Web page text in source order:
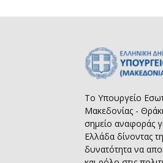
Το Υπουργείο
Μακεδονίας -
σημείο αναφοράς
Ελλάδα δίνοντας
δυνατότητα να